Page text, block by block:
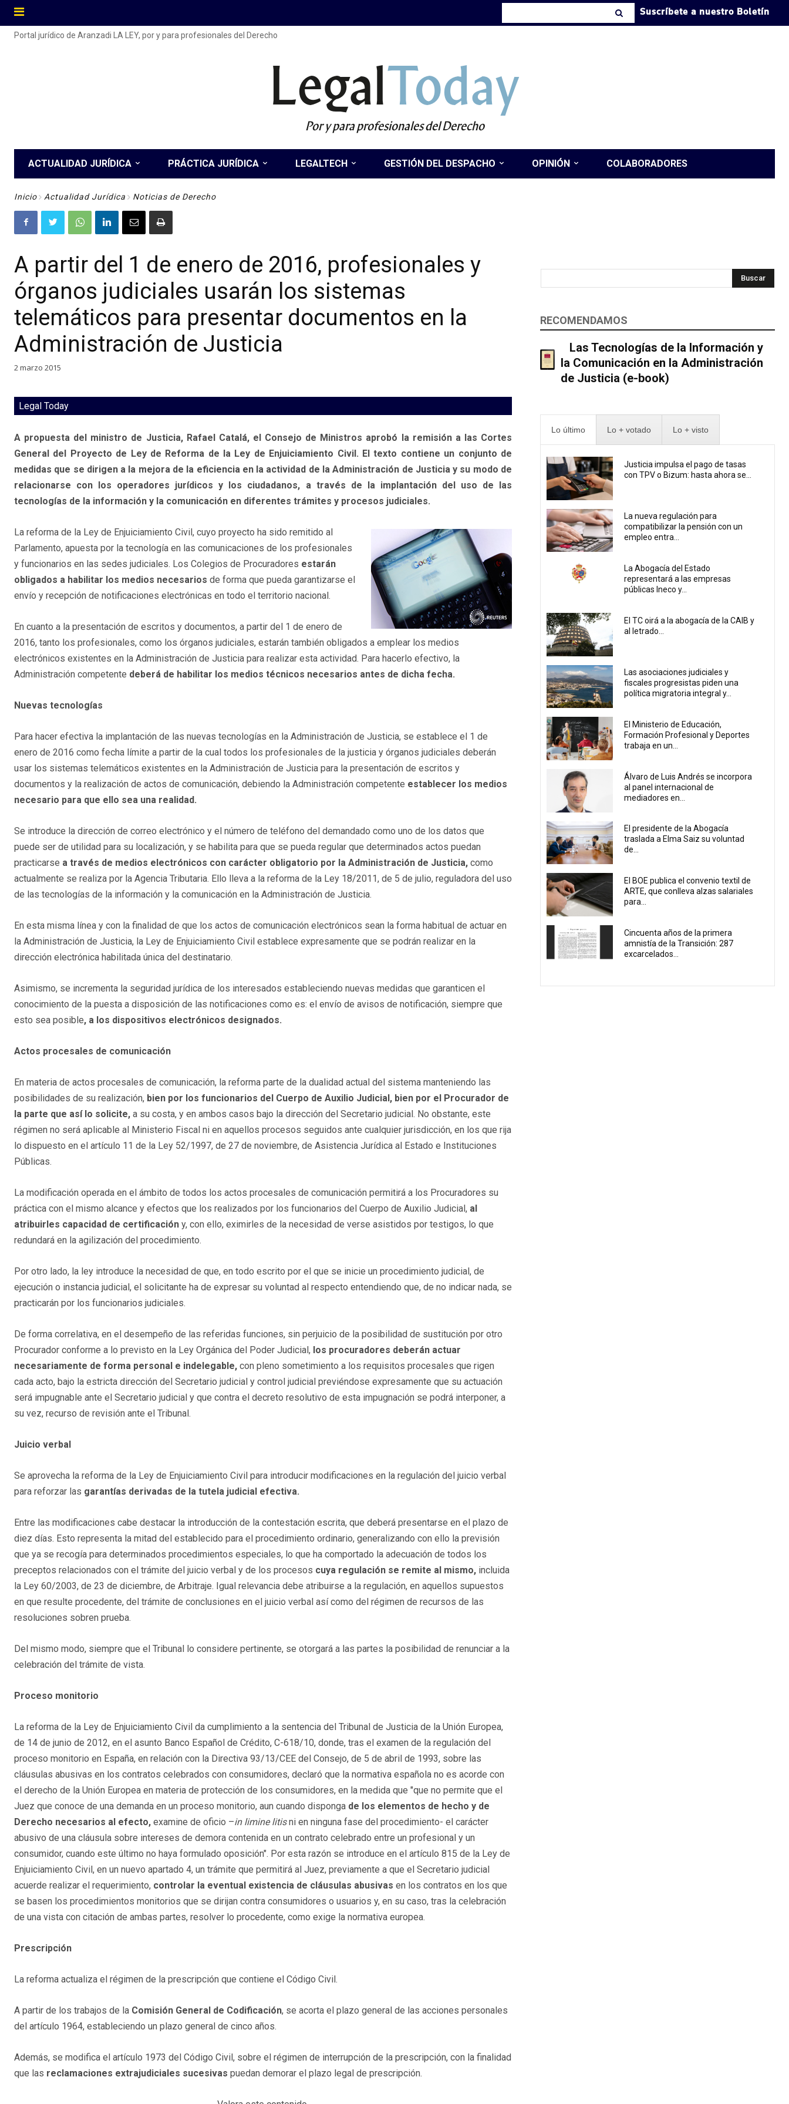
Suscríbete a nuestro Boletín
Portal jurídico de Aranzadi LA LEY, por y para profesionales del Derecho
LegalToday
Por y para profesionales del Derecho
ACTUALIDAD JURÍDICA PRÁCTICA JURÍDICA LEGALTECH GESTIÓN DEL DESPACHO OPINIÓN COLABORADORES
Inicio Actualidad Jurídica Noticias de Derecho
A partir del 1 de enero de 2016, profesionales y
órganos judiciales usarán los sistemas
telemáticos para presentar documentos en la
Administración de Justicia
2 marzo 2015
Legal Today
A propuesta del ministro de Justicia, Rafael Catalá, el Consejo de Ministros aprobó la remisión a las Cortes
General del Proyecto de Ley de Reforma de la Ley de Enjuiciamiento Civil. El texto contiene un conjunto de
medidas que se dirigen a la mejora de la eficiencia en la actividad de la Administración de Justicia y su modo de
relacionarse con los operadores jurídicos y los ciudadanos, a través de la implantación del uso de las
tecnologías de la información y la comunicación en diferentes trámites y procesos judiciales.
La reforma de la Ley de Enjuiciamiento Civil, cuyo proyecto ha sido remitido al
Parlamento, apuesta por la tecnología en las comunicaciones de los profesionales
y funcionarios en las sedes judiciales. Los Colegios de Procuradores estarán
obligados a habilitar los medios necesarios de forma que pueda garantizarse el
envío y recepción de notificaciones electrónicas en todo el territorio nacional.
En cuanto a la presentación de escritos y documentos, a partir del 1 de enero de
2016, tanto los profesionales, como los órganos judiciales, estarán también obligados a emplear los medios
electrónicos existentes en la Administración de Justicia para realizar esta actividad. Para hacerlo efectivo, la
Administración competente deberá de habilitar los medios técnicos necesarios antes de dicha fecha.
Nuevas tecnologías
Para hacer efectiva la implantación de las nuevas tecnologías en la Administración de Justicia, se establece el 1 de
enero de 2016 como fecha límite a partir de la cual todos los profesionales de la justicia y órganos judiciales deberán
usar los sistemas telemáticos existentes en la Administración de Justicia para la presentación de escritos y
documentos y la realización de actos de comunicación, debiendo la Administración competente establecer los medios
necesario para que ello sea una realidad.
Se introduce la dirección de correo electrónico y el número de teléfono del demandado como uno de los datos que
puede ser de utilidad para su localización, y se habilita para que se pueda regular que determinados actos puedan
practicarse a través de medios electrónicos con carácter obligatorio por la Administración de Justicia, como
actualmente se realiza por la Agencia Tributaria. Ello lleva a la reforma de la Ley 18/2011, de 5 de julio, reguladora del uso
de las tecnologías de la información y la comunicación en la Administración de Justicia.
En esta misma línea y con la finalidad de que los actos de comunicación electrónicos sean la forma habitual de actuar en
la Administración de Justicia, la Ley de Enjuiciamiento Civil establece expresamente que se podrán realizar en la
dirección electrónica habilitada única del destinatario.
Asimismo, se incrementa la seguridad jurídica de los interesados estableciendo nuevas medidas que garanticen el
conocimiento de la puesta a disposición de las notificaciones como es: el envío de avisos de notificación, siempre que
esto sea posible, a los dispositivos electrónicos designados.
Actos procesales de comunicación
En materia de actos procesales de comunicación, la reforma parte de la dualidad actual del sistema manteniendo las
posibilidades de su realización, bien por los funcionarios del Cuerpo de Auxilio Judicial, bien por el Procurador de
la parte que así lo solicite, a su costa, y en ambos casos bajo la dirección del Secretario judicial. No obstante, este
régimen no será aplicable al Ministerio Fiscal ni en aquellos procesos seguidos ante cualquier jurisdicción, en los que rija
lo dispuesto en el artículo 11 de la Ley 52/1997, de 27 de noviembre, de Asistencia Jurídica al Estado e Instituciones
Públicas.
La modificación operada en el ámbito de todos los actos procesales de comunicación permitirá a los Procuradores su
práctica con el mismo alcance y efectos que los realizados por los funcionarios del Cuerpo de Auxilio Judicial, al
atribuirles capacidad de certificación y, con ello, eximirles de la necesidad de verse asistidos por testigos, lo que
redundará en la agilización del procedimiento.
Por otro lado, la ley introduce la necesidad de que, en todo escrito por el que se inicie un procedimiento judicial, de
ejecución o instancia judicial, el solicitante ha de expresar su voluntad al respecto entendiendo que, de no indicar nada, se
practicarán por los funcionarios judiciales.
De forma correlativa, en el desempeño de las referidas funciones, sin perjuicio de la posibilidad de sustitución por otro
Procurador conforme a lo previsto en la Ley Orgánica del Poder Judicial, los procuradores deberán actuar
necesariamente de forma personal e indelegable, con pleno sometimiento a los requisitos procesales que rigen
cada acto, bajo la estricta dirección del Secretario judicial y control judicial previéndose expresamente que su actuación
será impugnable ante el Secretario judicial y que contra el decreto resolutivo de esta impugnación se podrá interponer, a
su vez, recurso de revisión ante el Tribunal.
Juicio verbal
Se aprovecha la reforma de la Ley de Enjuiciamiento Civil para introducir modificaciones en la regulación del juicio verbal
para reforzar las garantías derivadas de la tutela judicial efectiva.
Entre las modificaciones cabe destacar la introducción de la contestación escrita, que deberá presentarse en el plazo de
diez días. Esto representa la mitad del establecido para el procedimiento ordinario, generalizando con ello la previsión
que ya se recogía para determinados procedimientos especiales, lo que ha comportado la adecuación de todos los
preceptos relacionados con el trámite del juicio verbal y de los procesos cuya regulación se remite al mismo, incluida
la Ley 60/2003, de 23 de diciembre, de Arbitraje. Igual relevancia debe atribuirse a la regulación, en aquellos supuestos
en que resulte procedente, del trámite de conclusiones en el juicio verbal así como del régimen de recursos de las
resoluciones sobren prueba.
Del mismo modo, siempre que el Tribunal lo considere pertinente, se otorgará a las partes la posibilidad de renunciar a la
celebración del trámite de vista.
Proceso monitorio
La reforma de la Ley de Enjuiciamiento Civil da cumplimiento a la sentencia del Tribunal de Justicia de la Unión Europea,
de 14 de junio de 2012, en el asunto Banco Español de Crédito, C-618/10, donde, tras el examen de la regulación del
proceso monitorio en España, en relación con la Directiva 93/13/CEE del Consejo, de 5 de abril de 1993, sobre las
cláusulas abusivas en los contratos celebrados con consumidores, declaró que la normativa española no es acorde con
el derecho de la Unión Europea en materia de protección de los consumidores, en la medida que "que no permite que el
Juez que conoce de una demanda en un proceso monitorio, aun cuando disponga de los elementos de hecho y de
Derecho necesarios al efecto, examine de oficio –in limine litisni en ninguna fase del procedimiento- el carácter
abusivo de una cláusula sobre intereses de demora contenida en un contrato celebrado entre un profesional y un
consumidor, cuando este último no haya formulado oposición". Por esta razón se introduce en el artículo 815 de la Ley de
Enjuiciamiento Civil, en un nuevo apartado 4, un trámite que permitirá al Juez, previamente a que el Secretario judicial
acuerde realizar el requerimiento, controlar la eventual existencia de cláusulas abusivas en los contratos en los que
se basen los procedimientos monitorios que se dirijan contra consumidores o usuarios y, en su caso, tras la celebración
de una vista con citación de ambas partes, resolver lo procedente, como exige la normativa europea.
Prescripción
La reforma actualiza el régimen de la prescripción que contiene el Código Civil.
A partir de los trabajos de la Comisión General de Codificación, se acorta el plazo general de las acciones personales
del artículo 1964, estableciendo un plazo general de cinco años.
Además, se modifica el artículo 1973 del Código Civil, sobre el régimen de interrupción de la prescripción, con la finalidad
que las reclamaciones extrajudiciales sucesivas puedan demorar el plazo legal de prescripción.
Buscar
RECOMENDAMOS
Las Tecnologías de la Información y
la Comunicación en la Administración
de Justicia (e-book)
Lo último Lo + votado Lo + visto
Justicia impulsa el pago de tasas
con TPV o Bizum: hasta ahora se...
La nueva regulación para
compatibilizar la pensión con un
empleo entra...
La Abogacía del Estado
representará a las empresas
públicas Ineco y...
El TC oirá a la abogacía de la CAIB y
al letrado...
Las asociaciones judiciales y
fiscales progresistas piden una
política migratoria integral y...
El Ministerio de Educación,
Formación Profesional y Deportes
trabaja en un...
Álvaro de Luis Andrés se incorpora
al panel internacional de
mediadores en...
El presidente de la Abogacía
traslada a Elma Saiz su voluntad
de...
El BOE publica el convenio textil de
ARTE, que conlleva alzas salariales
para...
Cincuenta años de la primera
amnistía de la Transición: 287
excarcelados...